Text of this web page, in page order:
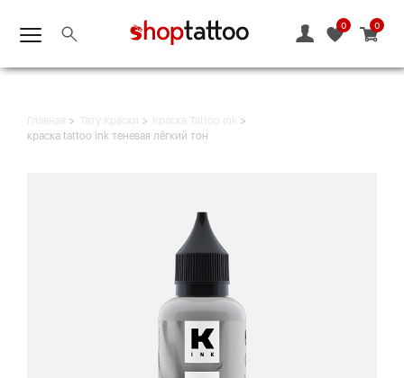
0
0
Главная Тату Краски
Краска Tattoo Ink
краска tattoo ink теневая лёгкий тон